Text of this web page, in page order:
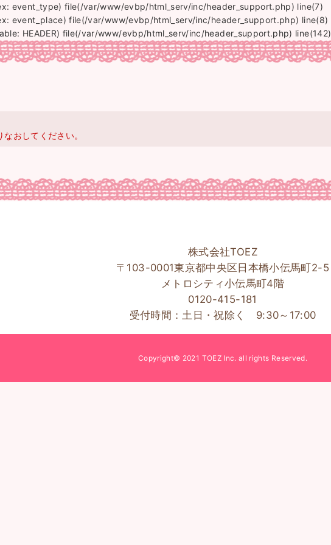
event_type) file(/var/www/evbp/html_serv/inc/header_support.php) line(7)
event_place) file(/var/www/evbp/html_serv/inc/header_support.php) line(8)
HEADER) file(/var/www/evbp/html_serv/inc/header_support.php) line(142)
おしてください。
株式会社TOEZ
〒103-0001東京都中央区日本橋小伝馬町2-5
メトロシティ小伝馬町4階
0120-415-181
受付時間：土日・祝除く 9:30～17:00
Copyright© 2021 TOEZ Inc. all rights Reserved.